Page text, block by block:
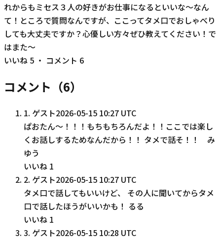
れからもミセス３人の好きがお仕事になるといいな〜なん
て！ところで質問なんですが、ここってタメ口でおしゃべり
しても大丈夫ですか？心優しい方々ぜひ教えてください！で
はまた〜
いいね 5 ・ コメント 6
コメント（6）
1. ゲスト2026-05-15 10:27 UTC
ぱおたん〜！！！もちもちろんだよ！！ここでは楽し
くお話しするためなんだから！！ タメで話そ！！ み
ゆう
いいね 1
2. ゲスト2026-05-15 10:27 UTC
タメ口で話してもいいけど、 その人に聞いてからタメ
口で話したほうがいいかも！ るる
いいね 1
3. ゲスト2026-05-15 10:28 UTC